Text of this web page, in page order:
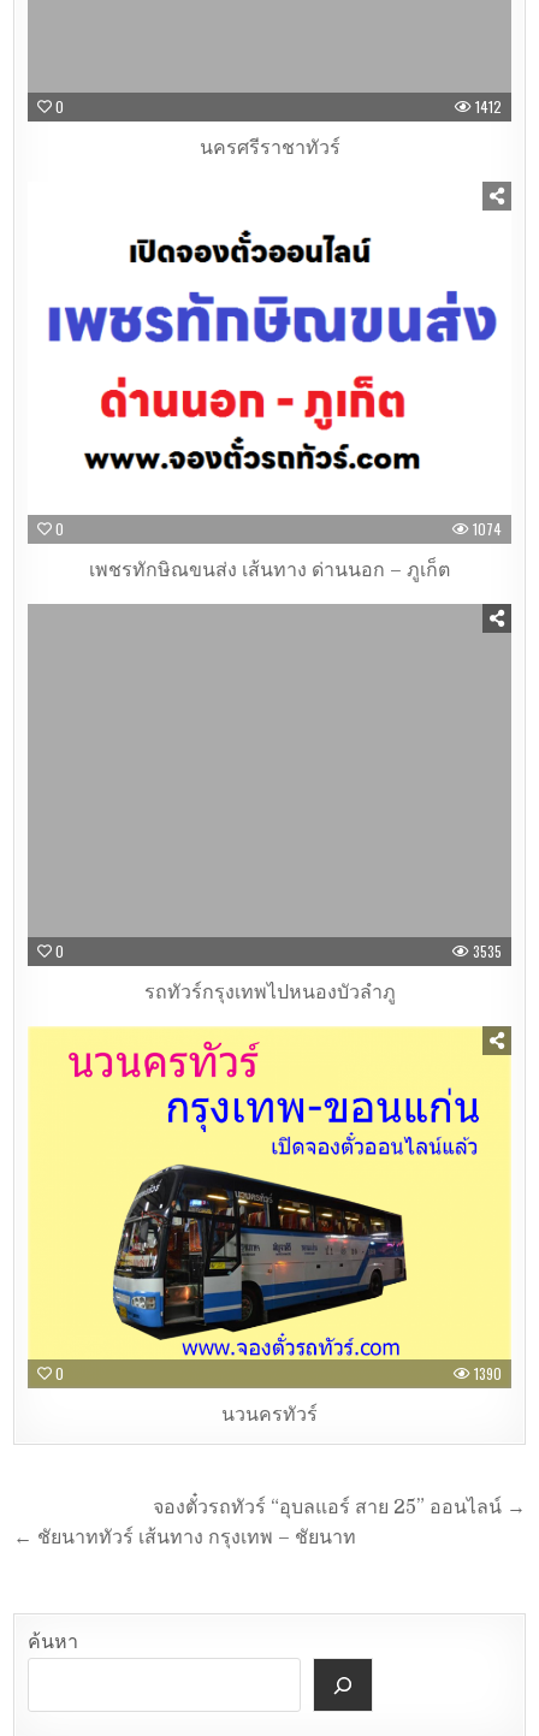
0 1412
นครศรีราชาทัวร์
0 1074
เพชรทักษิณขนส่ง เส้นทาง ด่านนอก – ภูเก็ต
0 3535
รถทัวร์กรุงเทพไปหนองบัวลำภู
0 1390
นวนครทัวร์
จองตั๋วรถทัวร์ “อุบลแอร์ สาย 25” ออนไลน์ →
← ชัยนาททัวร์ เส้นทาง กรุงเทพ – ชัยนาท
ค้นหา